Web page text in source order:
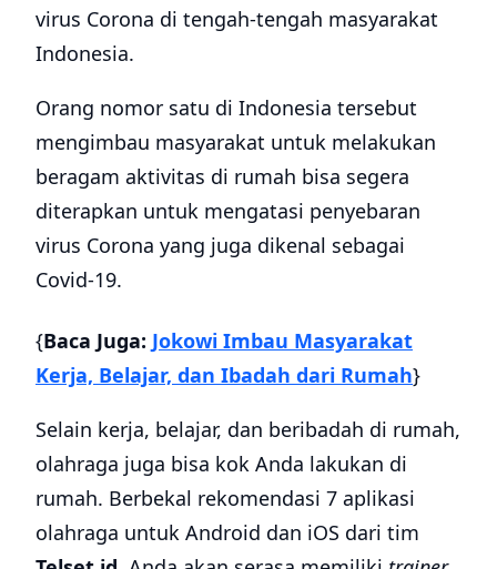
virus Corona di tengah-tengah masyarakat
Indonesia.
Orang nomor satu di Indonesia tersebut
mengimbau masyarakat untuk melakukan
beragam aktivitas di rumah bisa segera
diterapkan untuk mengatasi penyebaran
virus Corona yang juga dikenal sebagai
Covid-19.
{Baca Juga: Jokowi Imbau Masyarakat
Kerja, Belajar, dan Ibadah dari Rumah}
Selain kerja, belajar, dan beribadah di rumah,
olahraga juga bisa kok Anda lakukan di
rumah. Berbekal rekomendasi 7 aplikasi
olahraga untuk Android dan iOS dari tim